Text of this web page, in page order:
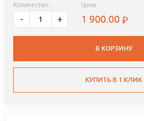
Количество:
- +
Цена:
1 900.00
В КОРЗИНУ
КУПИТЬ В 1 КЛИК